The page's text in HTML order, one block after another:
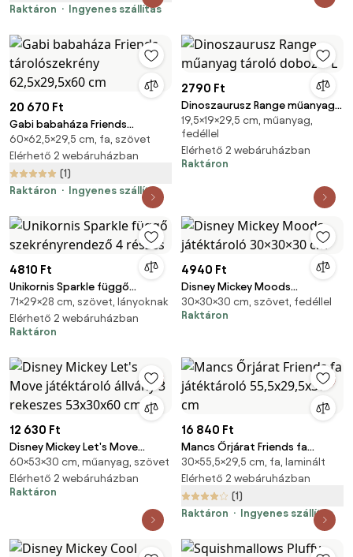
Raktáron
Ingyenes szállítás
20 670 Ft
Gabi babaháza Friends
tárolószekrény 62,5x29,5x60
cm
60×62,5×29,5 cm, fa, szövet
Elérhető 2 webáruházban
(1)
Raktáron
Ingyenes szállítás
2790 Ft
Dinoszaurusz Range műanyag
tároló doboz 7 L
19,5×19×29,5 cm, műanyag,
fedéllel
Elérhető 2 webáruházban
Raktáron
4810 Ft
Unikornis Sparkle függő
szekrényrendező 4 részes
71×29×28 cm, szövet, lányoknak
Elérhető 2 webáruházban
Raktáron
4940 Ft
Disney Mickey Moods
játéktároló 30×30×30 cm
30×30×30 cm, szövet, fedéllel
Raktáron
12 630 Ft
Disney Mickey Let's Move
játéktároló állvány 3 rekeszes
53x30x60 cm
60×53×30 cm, műanyag, szövet
Elérhető 2 webáruházban
Raktáron
16 840 Ft
Mancs Őrjárat Friends fa
játéktároló 55,5x29,5x30 cm
30×55,5×29,5 cm, fa, laminált
Elérhető 2 webáruházban
(1)
Raktáron
Ingyenes szállítás